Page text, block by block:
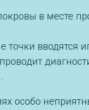
в месте
точки вводятся
особо